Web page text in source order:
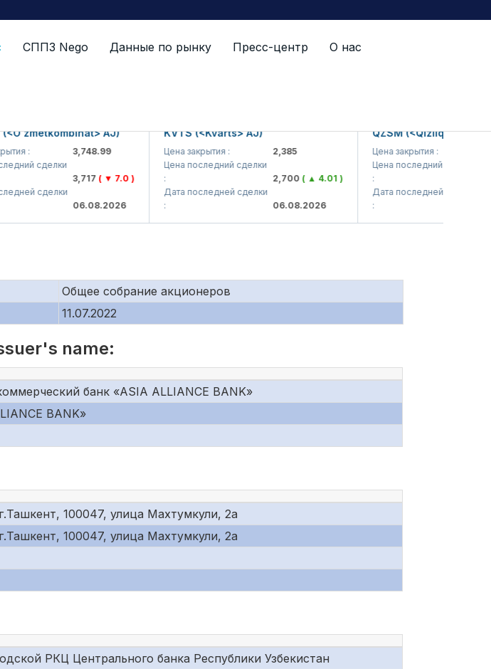
СППЗ Nego Данные по рынку Пресс-центр О нас
в биржевой котировальный список
AJ)
:
3,748.99
сделки
3,717( ▼ 7.0 )
сделки
06.08.2026
KVTS (<Kvarts> AJ)
Цена закрытия :
2,385
Цена последний сделки
2,700( ▲ 4.01 )
Дата последней сделки
06.08.2026
QZSM (<Qizilqumsement>
Цена закрытия :
Цена последний сделки
Дата последней сделки
Общее собрание акционеров
11.07.2022
name:
банк «ASIA ALLIANCE BANK»
BANK»
100047, улица Махтумкули, 2а
100047, улица Махтумкули, 2а
РКЦ Центрального банка Республики Узбекистан